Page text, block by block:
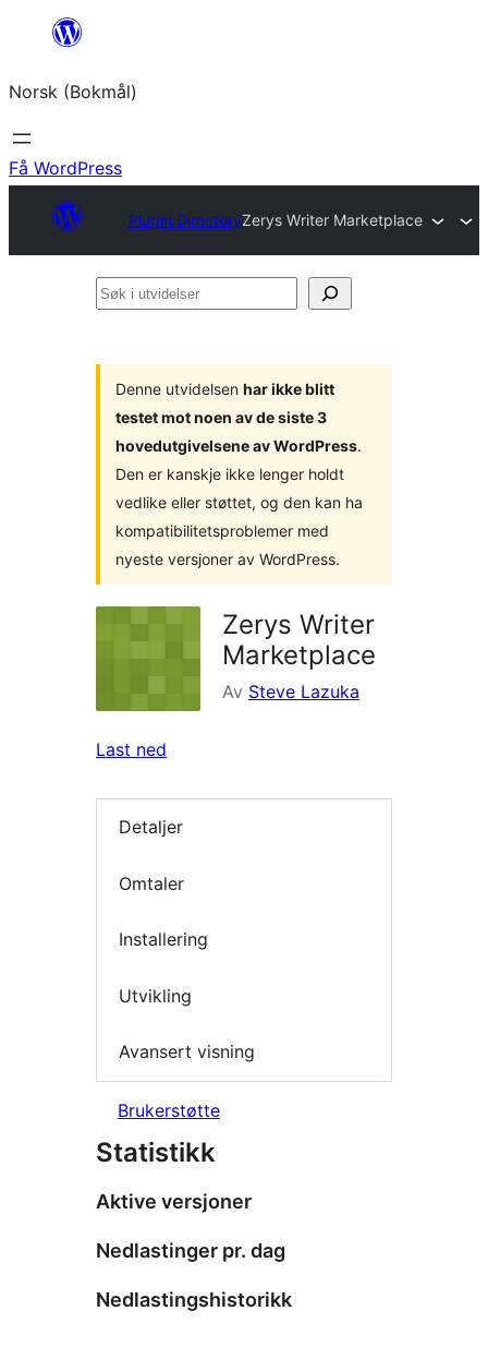
Hopp
innhold
Norsk (Bokmål)
Få WordPress
Plugin DirectoryZerys Writer Marketplace
Søk
Denne utvidelsen har ikke blitt
testet mot noen av de siste 3
hovedutgivelsene av WordPress.
Den er kanskje ikke lenger holdt
vedlike eller støttet, og den kan ha
kompatibilitetsproblemer med
nyeste versjoner av WordPress.
Zerys Writer
Marketplace
Av Steve Lazuka
Last ned
Detaljer
Omtaler
Installering
Utvikling
Avansert visning
Brukerstøtte
Statistikk
Aktive versjoner
Nedlastinger pr. dag
Nedlastingshistorikk